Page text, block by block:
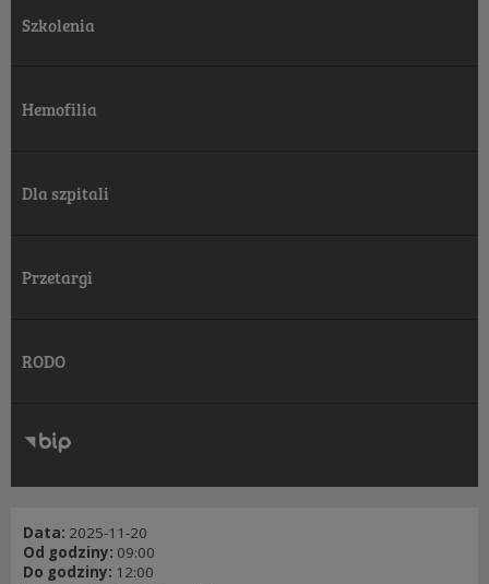
Szkolenia
Hemofilia
Dla szpitali
Przetargi
RODO
RODO
Klauzule informacyjne
Data: 2025-11-20
Od godziny: 09:00
Do godziny: 12:00